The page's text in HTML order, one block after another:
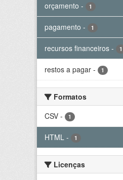
orçamento - 1
pagamento - 1
recursos financeiros - 1
restos a pagar - 1
Formatos
CSV - 1
HTML - 1
Licenças